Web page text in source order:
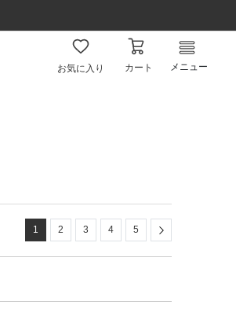
お気に入り カート メニュー
1 2 3 4 5 Next